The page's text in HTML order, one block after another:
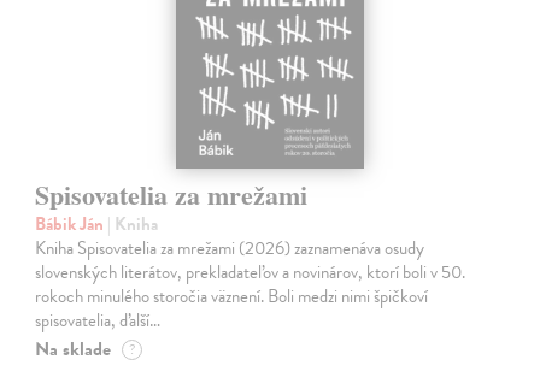
Spisovatelia za mrežami
Bábik Ján | Kniha
Kniha Spisovatelia za mrežami (2026) zaznamenáva osudy
slovenských literátov, prekladateľov a novinárov, ktorí boli v 50.
rokoch minulého storočia väznení. Boli medzi nimi špičkoví
spisovatelia, ďalší…
Na sklade ?